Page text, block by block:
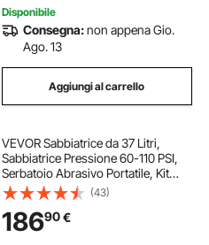
Disponibile
Consegna:non appena Gio.
Ago. 13
Aggiungi al carrello
VEVOR Sabbiatrice da 37 Litri,
Sabbiatrice Pressione 60-110 PSI,
Serbatoio Abrasivo Portatile, Kit
Sabbiatura ad Aria 2 Ugelli in
Ceramica Separatore Tubo 2,3m
per Rimozione di Vernice Macchie
Ruggine
(43)
18690€